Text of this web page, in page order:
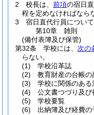
2
校長は、 前項の宿日
程を定めなければなら
3
宿日直代行員につい
第10章
雑則
(備付表簿及び保管)
第32条
学校には、 次の
らない。
(1)
学校沿革誌
(2)
教育財産の台帳の
(3)
学校に関係のあ
(4)
公文書つづり及
(5)
学校要覧
(6)
出納簿及び経費